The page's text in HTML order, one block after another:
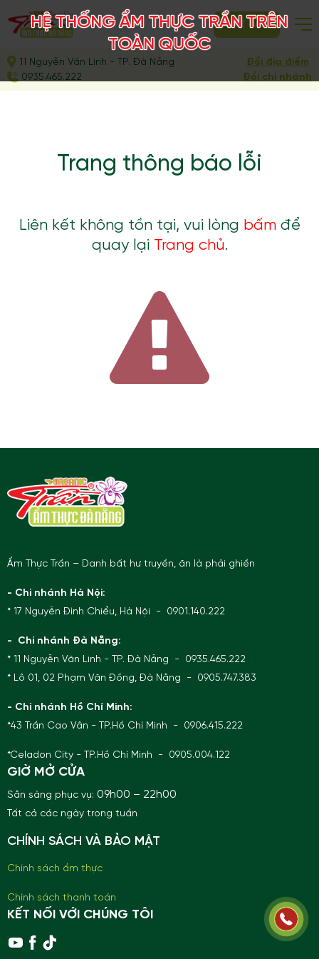
ĐẶT BÀN
11 Nguyễn Văn Linh - TP. Đà Nẵng
0935.465.222
Đổi địa điểm
Đổi chi nhánh
Trang thông báo lỗi
Liên kết không tồn tại, vui lòng bấmđể
quay lại Trang chủ.
Ẩm Thực Trần – Danh bất hư truyền, ăn là phải ghiền
- Chi nhánh Hà Nội:
* 17 Nguyễn Đình Chiểu, Hà Nội - 0901.140.222
- Chi nhánh Đà Nẵng:
* 11 Nguyễn Văn Linh - TP. Đà Nẵng - 0935.465.222
* Lô 01, 02 Phạm Văn Đồng, Đà Nẵng - 0905.747.383
- Chi nhánh Hồ Chí Minh:
*43 Trần Cao Vân - TP.Hồ Chí Minh - 0906.415.222
*Celadon City - TP.Hồ Chí Minh - 0905.004.122
GIỜ MỞ CỬA
Sẵn sàng phục vụ: 09h00 – 22h00
Tất cả các ngày trong tuần
CHÍNH SÁCH VÀ BẢO MẬT
Chính sách ẩm thực
Chính sách thanh toán
KẾT NỐI VỚI CHÚNG TÔI
HỆ THỐNG ẨM THỰC TRẦN TRÊN
TOÀN QUỐC